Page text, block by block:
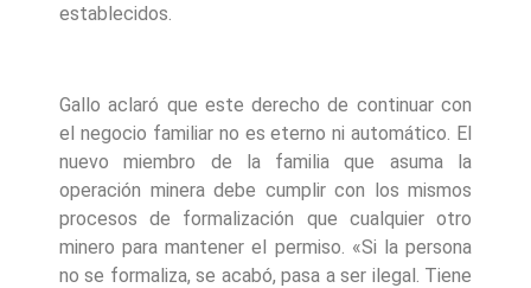
establecidos.
Gallo aclaró que este derecho de continuar con
el negocio familiar no es eterno ni automático. El
nuevo miembro de la familia que asuma la
operación minera debe cumplir con los mismos
procesos de formalización que cualquier otro
minero para mantener el permiso. «Si la persona
no se formaliza, se acabó, pasa a ser ilegal. Tiene